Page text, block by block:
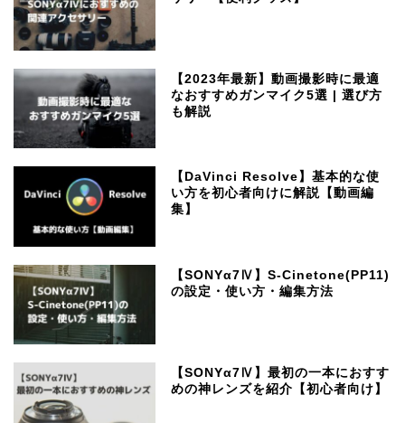
【2023年最新】動画撮影時に最適
なおすすめガンマイク5選 | 選び方
も解説
【DaVinci Resolve】基本的な使
い方を初心者向けに解説【動画編
集】
【SONYα7Ⅳ】S-Cinetone(PP11)
の設定・使い方・編集方法
【SONYα7Ⅳ】最初の一本におすす
めの神レンズを紹介【初心者向け】